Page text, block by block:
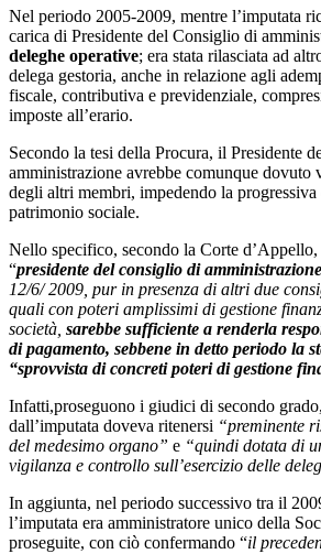
Nel periodo 2005-2009, mentre l’imputata
carica di Presidente del Consiglio di
deleghe operative; era stata rilasciata ad
delega gestoria, anche in relazione agli
fiscale, contributiva e previdenziale,
imposte all’erario.
Secondo la tesi della Procura, il Presidente
amministrazione avrebbe comunque dovuto
degli altri membri, impedendo la progressiva
patrimonio sociale.
Nello specifico, secondo la Corte d’Appello,
“presidente del consiglio di amministrazione
12/6/ 2009, pur in presenza di altri due
quali con poteri amplissimi di gestione
società, sarebbe sufficiente a renderla
di pagamento, sebbene in detto periodo la
“sprovvista di concreti poteri di gestione
Infatti,proseguono i giudici di secondo
dall’imputata doveva ritenersi “preminente
del medesimo organo” e “quindi dotata di
vigilanza e controllo sull’esercizio delle
In aggiunta, nel periodo successivo tra il
l’imputata era amministratore unico della
proseguite, con ciò confermando “il